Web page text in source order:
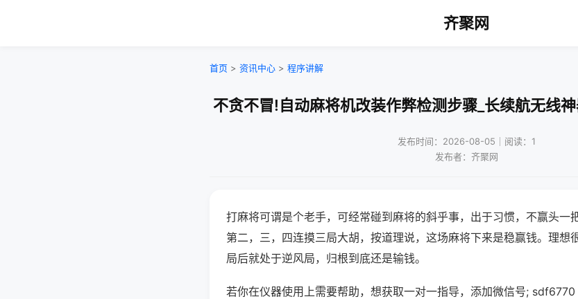
齐聚网
首页 > 资讯中心 > 程序讲解
不贪不冒!自动麻将机改装作弊检测步骤_长续航无线
发布时间：2026-08-05｜阅读：1
发布者：齐聚网
打麻将可谓是个老手，可经常碰到麻将的斜乎事，出于习惯，不赢头一
第二，三，四连摸三局大胡，按道理说，这场麻将下来是稳赢钱。理想
局后就处于逆风局，归根到底还是输钱。
若你在仪器使用上需要帮助，想获取一对一指导，添加微信号; sdf6770